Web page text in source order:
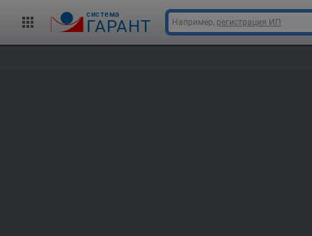
cистема
ГАРАНТ Например, регистрация ИП